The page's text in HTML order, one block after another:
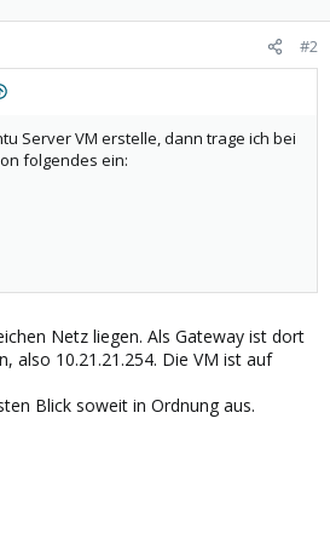
#2
Server VM erstelle, dann trage ich bei
folgendes ein:
Netz liegen. Als Gateway ist dort
also 10.21.21.254. Die VM ist auf
Blick soweit in Ordnung aus.